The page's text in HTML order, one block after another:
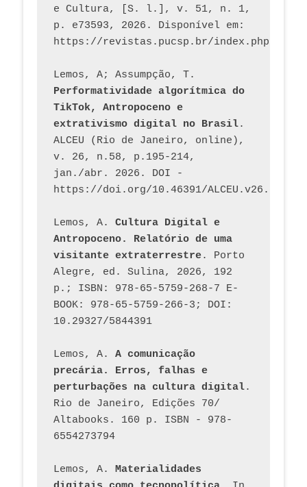
e Cultura, [S. l.], v. 51, n. 1,
p. e73593, 2026. Disponível em:
Performatividade algorítmica do
TikTok, Antropoceno e
extrativismo digital no Brasil.
ALCEU (Rio de Janeiro, online),
v. 26, n.58, p.195-214,
jan./abr. 2026. DOI -
https://doi.org/10.46391/
Lemos, A. Cultura Digital e
Antropoceno. Relatório de uma
visitante extraterrestre. Porto
Alegre, ed. Sulina, 2026, 192
p.; ISBN: 978-65-5759-268-7 E-
BOOK: 978-65-5759-266-3; DOI:
10.29327/5844391
Lemos, A. A comunicação
precária. Erros, falhas e
perturbações na cultura digital.
Rio de Janeiro, Edições 70/
Altabooks. 160 p. ISBN - 978-
6554273794
Lemos, A. Materialidades